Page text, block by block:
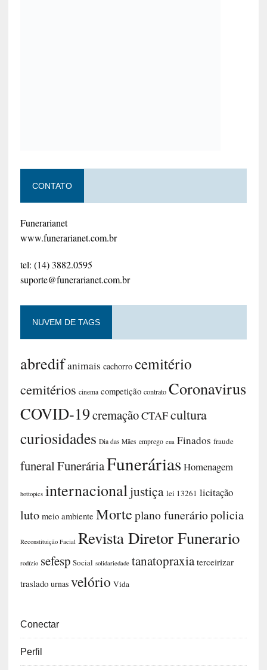
CONTATO
Funerarianet
www.funerarianet.com.br
tel: (14) 3882.0595
suporte@funerarianet.com.br
NUVEM DE TAGS
abredifanimais cachorro cemitério
cemitérios cinema competição contrato Coronavirus
COVID-19cremaçãoCTAFcultura
curiosidades Dia das Mães emprego eua Finados fraude
funeralFuneráriaFuneráriasHomenagem
hottopics internacionaljustiça lei 13261 licitação
luto meio ambiente Morteplano funeráriopolicia
Reconstituição Facial Revista Diretor Funerario
rodízio sefesp Social solidariedade tanatopraxia terceirizar
traslado urnas velório Vida
Conectar
Perfil